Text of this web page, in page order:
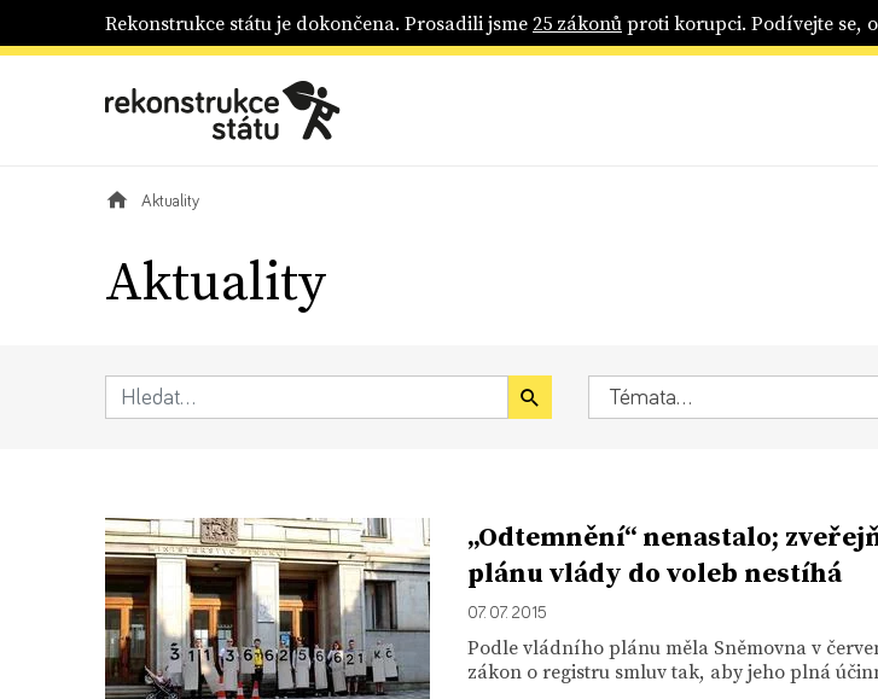
Rekonstrukce státu je dokončena. Prosadili jsme25 zákonůproti korupci. Podívejte se,
Aktuality
Aktuality
„Odtemnění“ nenastalo;
plánu vlády do voleb nestíhá
07. 07. 2015
Podle vládního plánu měla Sněmovna v
zákon o registru smluv tak, aby jeho plná